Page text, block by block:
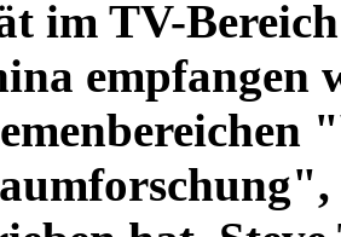
im TV-
empfangen